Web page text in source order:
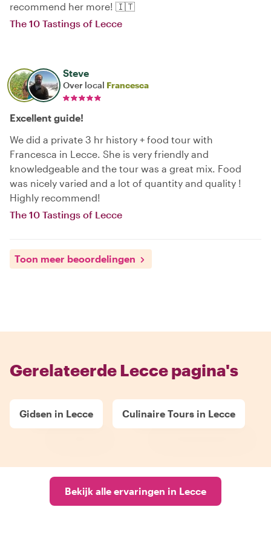
recommend her more! 🇮🇹
The 10 Tastings of Lecce
Steve
Over local Francesca
Excellent guide!
We did a private 3 hr history + food tour with
Francesca in Lecce. She is very friendly and
knowledgeable and the tour was a great mix. Food
was nicely varied and a lot of quantity and quality !
Highly recommend!
The 10 Tastings of Lecce
Toon meer beoordelingen
Gerelateerde Lecce pagina's
Gidsen in Lecce Culinaire Tours in Lecce
Bekijk alle ervaringen in Lecce